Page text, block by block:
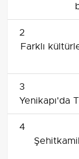
2
Farklı
3
Yenikapı'da
4